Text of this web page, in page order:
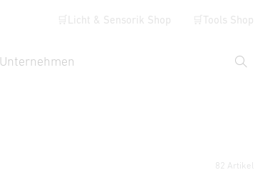
🛒Licht & Sensorik Shop 🛒Tools Shop
Unternehmen
Suche
82 Artikel